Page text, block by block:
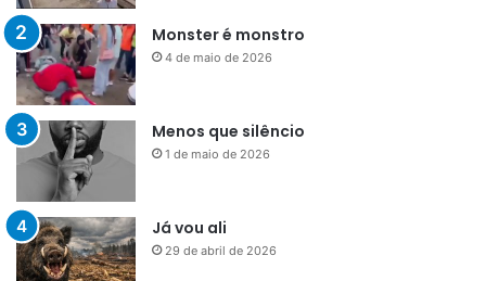
Monster é monstro
4 de maio de 2026
Menos que silêncio
1 de maio de 2026
Já vou ali
29 de abril de 2026